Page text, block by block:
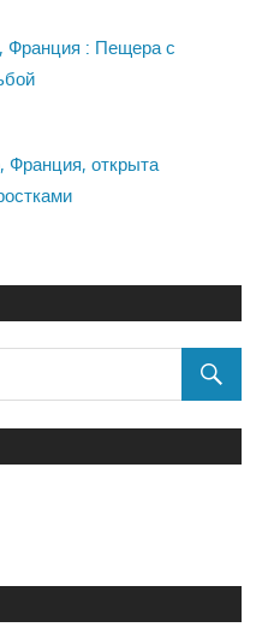
Франция : Пещера с
Франция, открыта